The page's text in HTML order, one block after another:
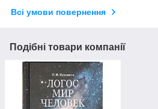
Всі умови повернення
Подібні товари компанії